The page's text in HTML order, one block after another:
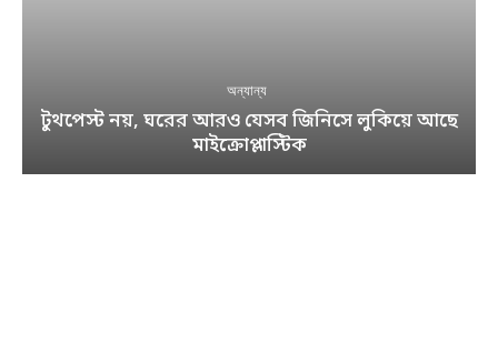
অন্যান্য
টুথপেস্ট নয়, ঘরের আরও যেসব জিনিসে লুকিয়ে আছে
মাইক্রোপ্লাস্টিক